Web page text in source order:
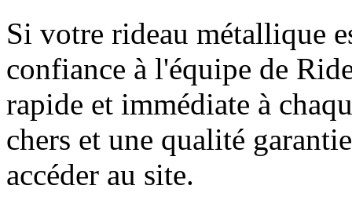
Si votre rideau métallique
confiance à l'équipe de
rapide et immédiate à
chers et une qualité
accéder au site.